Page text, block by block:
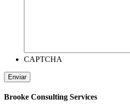
CAPTCHA
Brooke Consulting Services